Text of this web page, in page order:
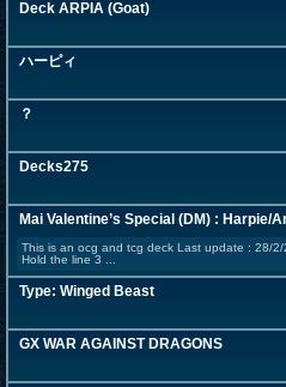
Deck ARPIA (Goat)
ハーピィ
？
Decks275
Mai Valentine’s Special (DM) : Harpie/
This is an ocg and tcg deck Last update : 28/
Hold the line 3 ...
Type: Winged Beast
GX WAR AGAINST DRAGONS